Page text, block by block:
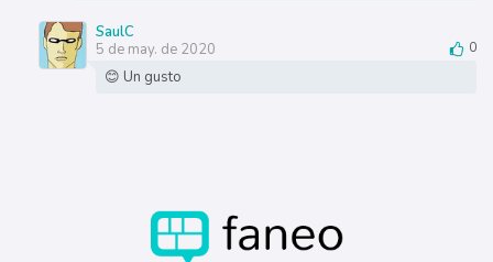
SaulC
5 de may. de 2020
0
😊 Un gusto